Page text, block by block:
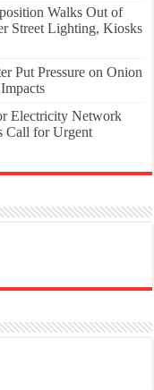
Walks Out of
Street Lighting, Kiosks
Put Pressure on Onion
Electricity Network
Call for Urgent